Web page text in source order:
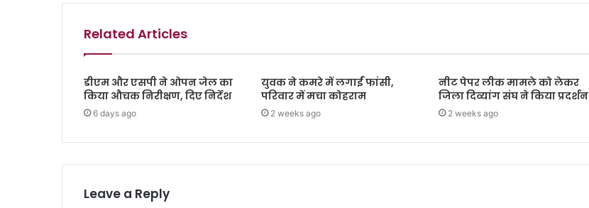
Related Articles
डीएम और एसपी ने ओपन जेल का
किया औचक निरीक्षण, दिए निर्देश
6 days ago
युवक ने कमरे में लगाईं फांसी,
परिवार में मचा कोहराम
2 weeks ago
नीट पेपर लीक मामले को लेकर
जिला दिव्यांग संघ ने किया प्रदर्शन
2 weeks ago
Leave a Reply